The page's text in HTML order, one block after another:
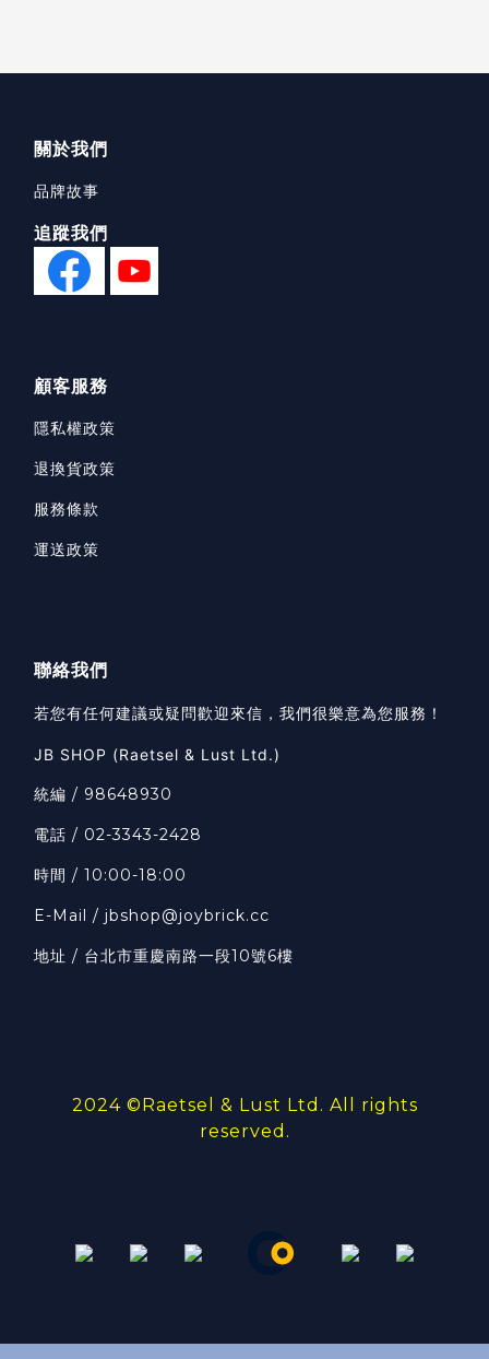
關於我們
品牌故事
追蹤我們
顧客服務
隱私權政策
退換貨政策
服務條款
運送政策
聯絡我們
若您有任何建議或疑問歡迎來信，我們很樂意為您服務！
JB SHOP (Raetsel & Lust Ltd.)
統編 / 98648930
電話 / 02-3343-2428
時間 / 10:00-18:00
E-Mail / jbshop@joybrick.cc
地址 / 台北市重慶南路一段10號6樓
2024 ©Raetsel & Lust Ltd. All rights
reserved.